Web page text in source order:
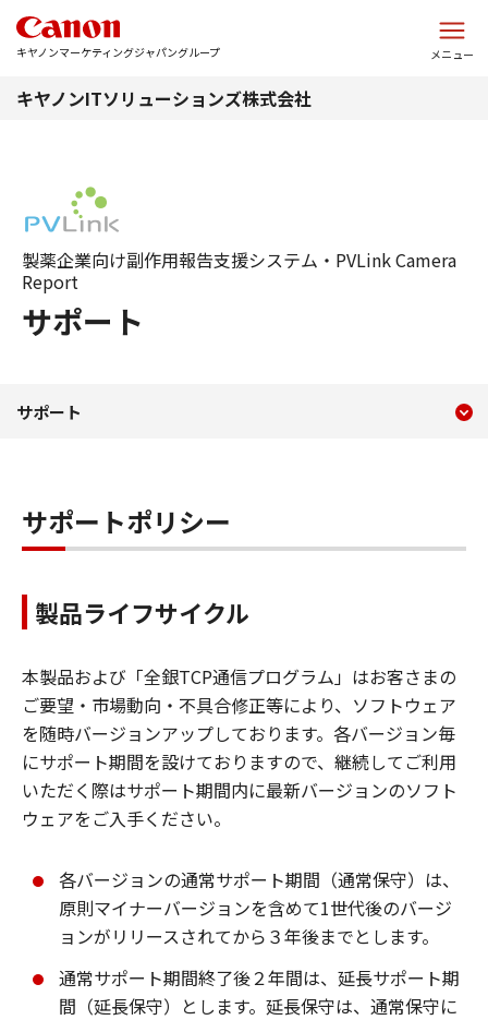
キヤノンマーケティングジャパングループ メニュー
キヤノンITソリューションズ株式会社
サポート
製薬企業向け副作用報告支援システム・PVLink Camera
Report
サポートポリシー・サポー
サポート
サポートポリシー
製品ライフサイクル
本製品および「全銀TCP通信プログラム」はお客さまの
ご要望・市場動向・不具合修正等により、ソフトウェア
を随時バージョンアップしております。各バージョン毎
にサポート期間を設けておりますので、継続してご利用
いただく際はサポート期間内に最新バージョンのソフト
ウェアをご入手ください。
各バージョンの通常サポート期間（通常保守）は、
原則マイナーバージョンを含めて1世代後のバージ
ョンがリリースされてから３年後までとします。
通常サポート期間終了後２年間は、延長サポート期
間（延長保守）とします。延長保守は、通常保守に